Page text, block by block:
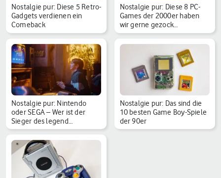
Nostalgie pur: Diese 5 Retro-
Gadgets verdienen ein
Comeback
Nostalgie pur: Diese 8 PC-
Games der 2000er haben
wir gerne gezock…
Nostalgie pur: Nintendo
oder SEGA – Wer ist der
Sieger des legend…
Nostalgie pur: Das sind die
10 besten Game Boy-Spiele
der 90er